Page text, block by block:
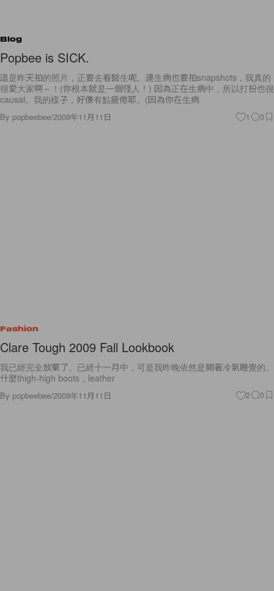
Blog
Popbee is SICK.
這是昨天拍的照片，正要去看醫生呢。連生病也要拍snapshots，我真的
很愛大家啊～！(你根本就是一個怪人！) 因為正在生病中，所以打扮也很
causal。我的樣子，好像有點疲倦耶。(因為你在生病
By popbeebee/2009年11月11日 1 0
Fashion
Clare Tough 2009 Fall Lookbook
我已經完全放棄了。已經十一月中，可是我昨晚依然是開著冷氣睡覺的。
什麼thigh-high boots，leather
By popbeebee/2009年11月11日 2 0